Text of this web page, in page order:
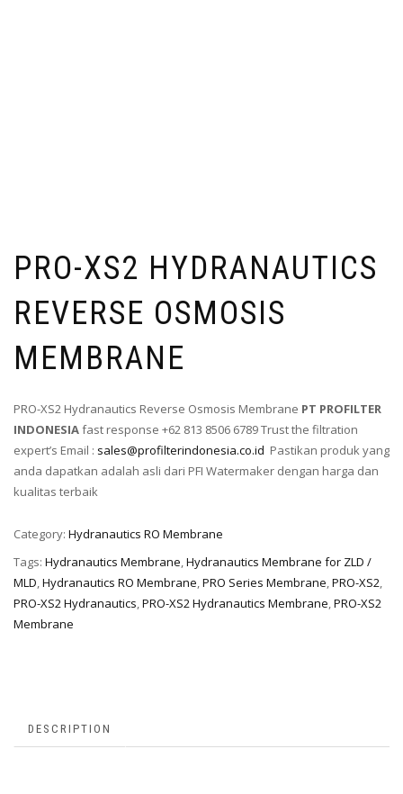
PRO-XS2 HYDRANAUTICS
REVERSE OSMOSIS
MEMBRANE
PRO-XS2 Hydranautics Reverse Osmosis Membrane PT PROFILTER
INDONESIAfast response +62 813 8506 6789 Trust the filtration
expert’s Email : sales@profilterindonesia.co.id Pastikan produk yang
anda dapatkan adalah asli dari PFI Watermaker dengan harga dan
kualitas terbaik
Category: Hydranautics RO Membrane
Tags: Hydranautics Membrane,Hydranautics Membrane for ZLD /
MLD,Hydranautics RO Membrane,PRO Series Membrane,PRO-XS2,
PRO-XS2 Hydranautics,PRO-XS2 Hydranautics Membrane,PRO-XS2
Membrane
DESCRIPTION